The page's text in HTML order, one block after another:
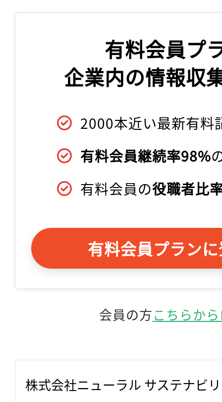
有料会員プ
企業内の情報収
2000本近い最新有料
有料会員継続率98%
有料会員の役職者比
有料会員プラン
会員の方こちらか
株式会社ニューラル サステナビ